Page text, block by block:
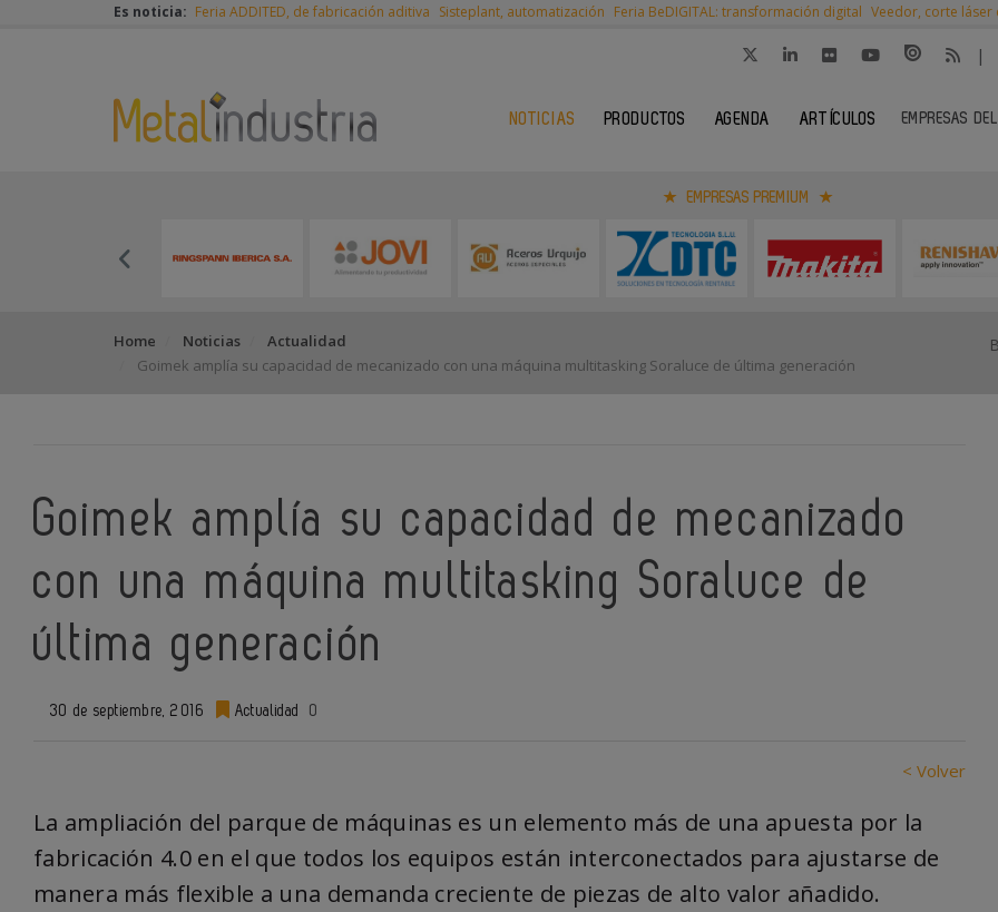
Es noticia: Feria ADDITED, de fabricación aditiva Sisteplant, automatización Feria BeDIGITAL: transformación digital Veedor, corte láser
|
NOTICIAS PRODUCTOS AGENDA ARTÍCULOS EMPRESAS
EMPRESAS PREMIUM
Home Noticias
Actualidad
Goimek amplía su capacidad de mecanizado con una máquina multitasking Soraluce de última generación
Goimek amplía su capacidad de mecanizado
con una máquina multitasking Soraluce de
última generación
30 de septiembre, 2016 Actualidad 0
< Volver
La ampliación del parque de máquinas es un elemento más de una apuesta por la
fabricación 4.0 en el que todos los equipos están interconectados para ajustarse de
manera más flexible a una demanda creciente de piezas de alto valor añadido.